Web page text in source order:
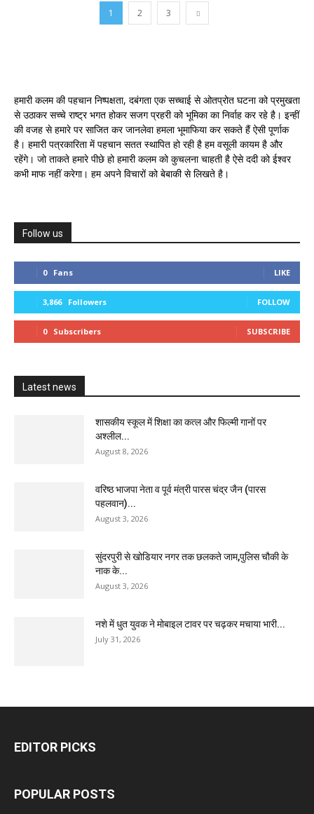
1 2 3
हमारी कलम की पहचान निष्पक्षता, दबंगता एक सच्चाई से ओतप्रोत घटना को प्रमुखता
से उठाकर सच्चे राष्ट्र भगत होकर सजग प्रहरी को भूमिका का निर्वाह कर रहे है। इन्हीं
की वजह से हमारे पर साजित कर जानलेवा हमला भूमाफिया कर सकते हैं ऐसी पूर्णाक
है। हमारी पत्रकारिता में पहचान सतत स्थापित हो रही है हम वसूली कायम है और
रहेंगे। जो ताकते हमारे पीछे हो हमारी कलम को कुचलना चाहती है ऐसे ददी को ईश्वर
कभी माफ नहीं करेगा। हम अपने विचारों को बेबाकी से लिखते है।
Follow us
0 Fans LIKE
3,866 Followers FOLLOW
0 Subscribers SUBSCRIBE
Latest news
शासकीय स्कूल में शिक्षा का कत्ल और फिल्मी गानों पर
अश्लील...
August 8, 2026
वरिष्ठ भाजपा नेता व पूर्व मंत्री पारस चंद्र जैन (पारस
पहलवान)...
August 3, 2026
सुंदरपुरी से खोडियार नगर तक छलकते जाम,पुलिस चौकी के
नाक के...
August 3, 2026
नशे में धुत युवक ने मोबाइल टावर पर चढ़कर मचाया भारी...
July 31, 2026
EDITOR PICKS
POPULAR POSTS